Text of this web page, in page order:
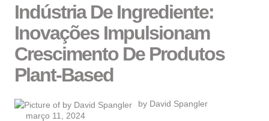
Indústria De Ingrediente:
Inovações Impulsionam
Crescimento De Produtos
Plant-Based
by David Spangler
março 11, 2024